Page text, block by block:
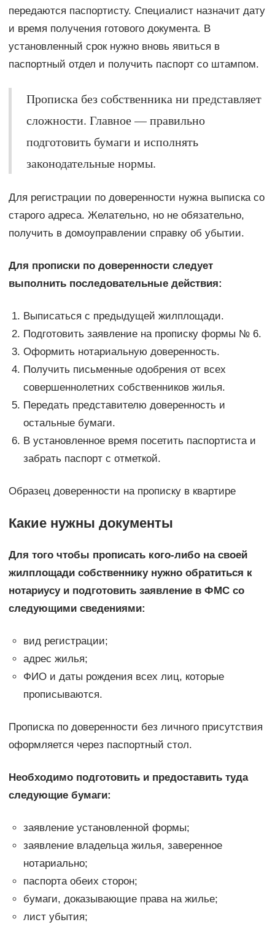
передаются паспортисту. Специалист назначит дату
и время получения готового документа. В
установленный срок нужно вновь явиться в
паспортный отдел и получить паспорт со штампом.
Прописка без собственника ни представляет
сложности. Главное — правильно
подготовить бумаги и исполнять
законодательные нормы.
Для регистрации по доверенности нужна выписка со
старого адреса. Желательно, но не обязательно,
получить в домоуправлении справку об убытии.
Для прописки по доверенности следует
выполнить последовательные действия:
Выписаться с предыдущей жилплощади.
Подготовить заявление на прописку формы № 6.
Оформить нотариальную доверенность.
Получить письменные одобрения от всех
совершеннолетних собственников жилья.
Передать представителю доверенность и
остальные бумаги.
В установленное время посетить паспортиста и
забрать паспорт с отметкой.
Образец доверенности на прописку в квартире
Какие нужны документы
Для того чтобы прописать кого-либо на своей
жилплощади собственнику нужно обратиться к
нотариусу и подготовить заявление в ФМС со
следующими сведениями:
вид регистрации;
адрес жилья;
ФИО и даты рождения всех лиц, которые
прописываются.
Прописка по доверенности без личного присутствия
оформляется через паспортный стол.
Необходимо подготовить и предоставить туда
следующие бумаги:
заявление установленной формы;
заявление владельца жилья, заверенное
нотариально;
паспорта обеих сторон;
бумаги, доказывающие права на жилье;
лист убытия;